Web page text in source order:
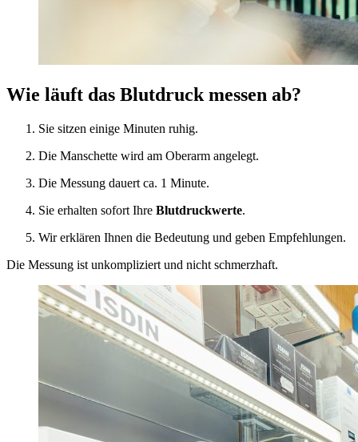
Wie läuft das Blutdruck messen ab?
Sie sitzen einige Minuten ruhig.
Die Manschette wird am Oberarm angelegt.
Die Messung dauert ca. 1 Minute.
Sie erhalten sofort Ihre Blutdruckwerte.
Wir erklären Ihnen die Bedeutung und geben Empfehlungen.
Die Messung ist unkompliziert und nicht schmerzhaft.